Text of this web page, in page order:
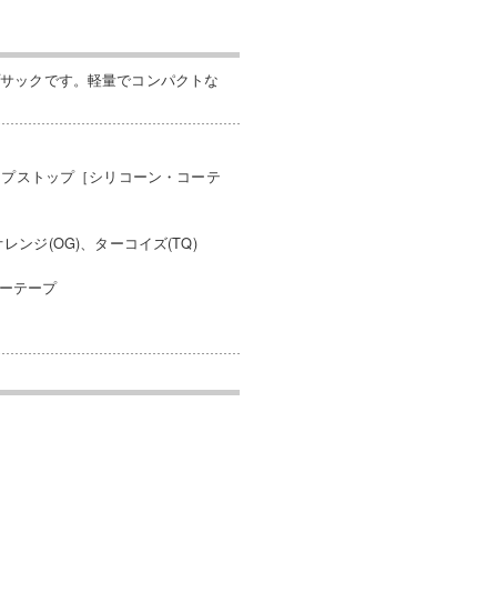
ックです。軽量でコンパクトな
ストップ［シリコーン・コーテ
ンジ(OG)、ターコイズ(TQ)
テープ